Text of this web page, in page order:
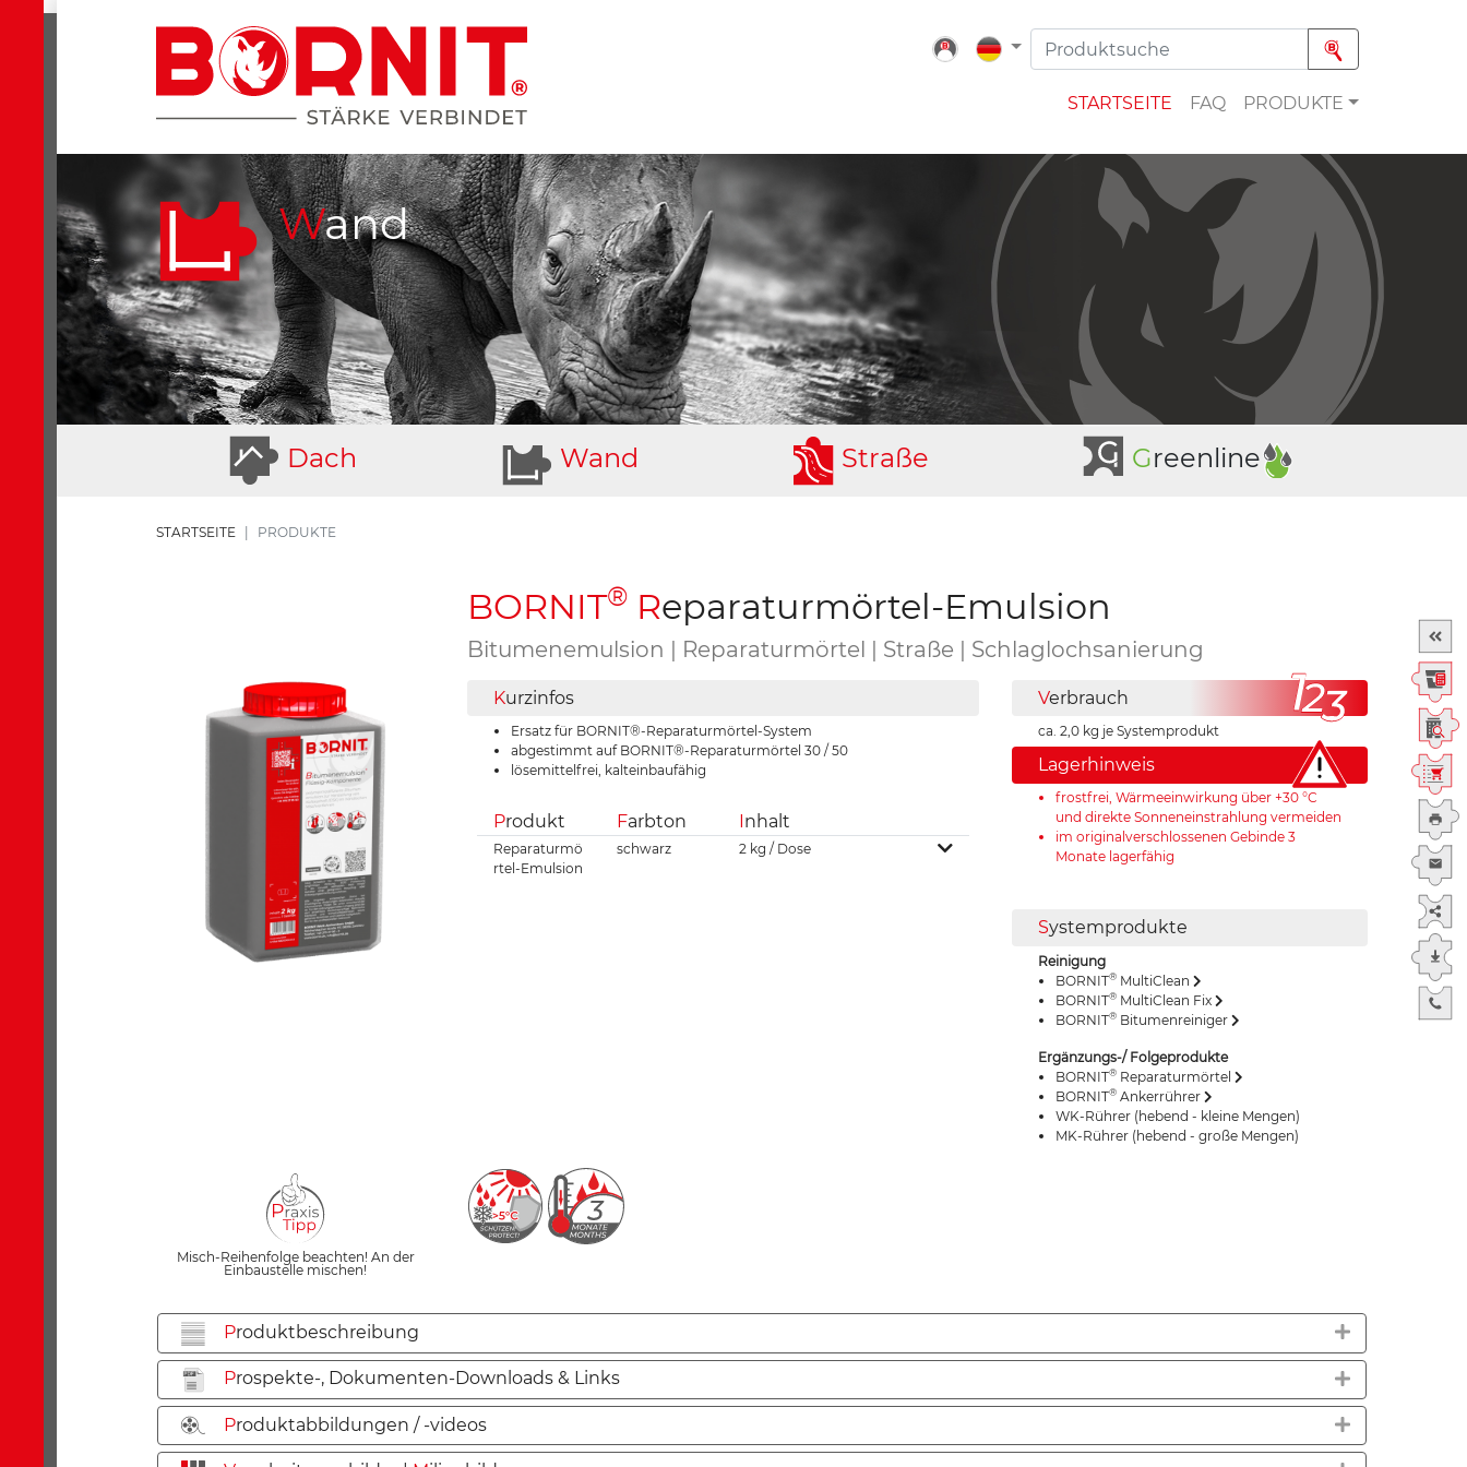
STARTSEITE FAQ PRODUKTE
Wand
Dach Wand Straße Greenline
STARTSEITE PRODUKTE
BORNIT® Reparaturmörtel-Emulsion
Bitumenemulsion | Reparaturmörtel | Straße | Schlaglochsanierung
Kurzinfos
Ersatz für BORNIT®-Reparaturmörtel-System
abgestimmt auf BORNIT®-Reparaturmörtel 30 / 50
lösemittelfrei, kalteinbaufähig
Produkt Farbton Inhalt
Reparaturmö
rtel-Emulsion
schwarz 2 kg / Dose
Verbrauch
ca. 2,0 kg je Systemprodukt
Lagerhinweis
frostfrei, Wärmeeinwirkung über +30 °C
und direkte Sonneneinstrahlung vermeiden
im originalverschlossenen Gebinde 3
Monate lagerfähig
Systemprodukte
Reinigung
BORNIT®MultiClean
BORNIT®MultiClean Fix
BORNIT®Bitumenreiniger
Ergänzungs-/ Folgeprodukte
BORNIT®Reparaturmörtel
BORNIT®Ankerrührer
WK-Rührer (hebend - kleine Mengen)
MK-Rührer (hebend - große Mengen)
Misch-Reihenfolge beachten! An der
Einbaustelle mischen!
Produktbeschreibung
Prospekte-, Dokumenten-Downloads & Links
Produktabbildungen / -videos